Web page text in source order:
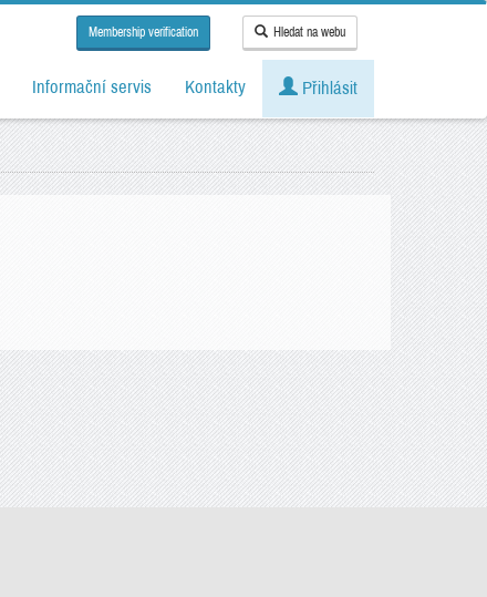
Membership verification Hledat na webu
Informační servis Kontakty Přihlásit